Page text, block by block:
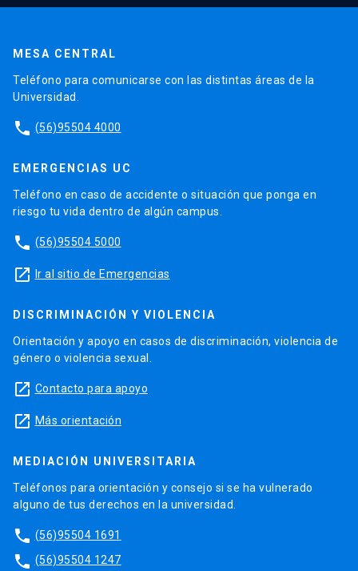
MESA CENTRAL
Teléfono para comunicarse con las distintas áreas de la
Universidad.
phone (56)95504 4000
EMERGENCIAS UC
Teléfono en caso de accidente o situación que ponga en
riesgo tu vida dentro de algún campus.
phone (56)95504 5000
launch Ir al sitio de Emergencias
DISCRIMINACIÓN Y VIOLENCIA
Orientación y apoyo en casos de discriminación, violencia de
género o violencia sexual.
launch Contacto para apoyo
launch Más orientación
MEDIACIÓN UNIVERSITARIA
Teléfonos para orientación y consejo si se ha vulnerado
alguno de tus derechos en la universidad.
phone (56)95504 1691
phone (56)95504 1247